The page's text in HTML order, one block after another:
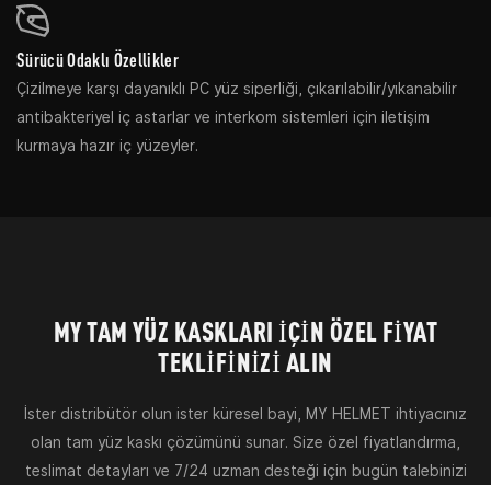
Sürücü Odaklı Özellikler
Çizilmeye karşı dayanıklı PC yüz siperliği, çıkarılabilir/yıkanabilir
antibakteriyel iç astarlar ve interkom sistemleri için iletişim
kurmaya hazır iç yüzeyler.
MY TAM YÜZ KASKLARI IÇIN ÖZEL FIYAT
TEKLIFINIZI ALIN
İster distribütör olun ister küresel bayi, MY HELMET ihtiyacınız
olan tam yüz kaskı çözümünü sunar. Size özel fiyatlandırma,
teslimat detayları ve 7/24 uzman desteği için bugün talebinizi